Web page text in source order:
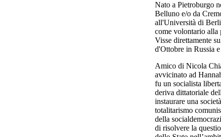
Nato a Pietroburgo
Belluno e/o da
all'Università di
come volontario alla
Visse direttamente
d'Ottobre in Russia
Amico di Nicola
avvicinato ad
fu un socialista
deriva dittatoriale
instaurare una
totalitarismo
della
di risolvere la